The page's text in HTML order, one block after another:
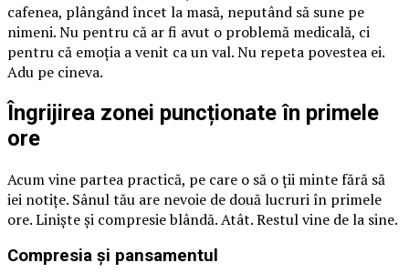
cafenea, plângând încet la masă, neputând să sune pe
nimeni. Nu pentru că ar fi avut o problemă medicală, ci
pentru că emoția a venit ca un val. Nu repeta povestea ei.
Adu pe cineva.
Îngrijirea zonei puncționate în primele
ore
Acum vine partea practică, pe care o să o ții minte fără să
iei notițe. Sânul tău are nevoie de două lucruri în primele
ore. Liniște și compresie blândă. Atât. Restul vine de la sine.
Compresia și pansamentul